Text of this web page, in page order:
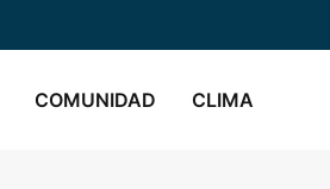
COMUNIDAD CLIMA